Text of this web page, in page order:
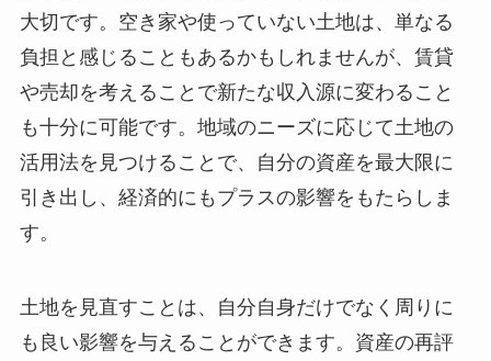
大切です。空き家や使っていない土地は、単なる
負担と感じることもあるかもしれませんが、賃貸
や売却を考えることで新たな収入源に変わること
も十分に可能です。地域のニーズに応じて土地の
活用法を見つけることで、自分の資産を最大限に
引き出し、経済的にもプラスの影響をもたらしま
す。
土地を見直すことは、自分自身だけでなく周りに
も良い影響を与えることができます。資産の再評